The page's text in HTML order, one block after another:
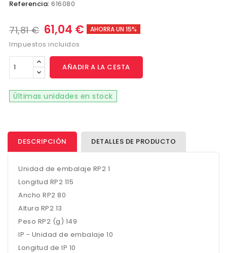
Referencia: 616080
71,81 € 61,04 € AHORRA UN 15%
Impuestos incluidos
AÑADIR A LA CESTA
Últimas unidades en stock
DESCRIPCIÓN DETALLES DE PRODUCTO
Unidad de embalaje RP2 1
Longitud RP2 115
Ancho RP2 80
Altura RP2 13
Peso RP2 (g) 149
IP - Unidad de embalaje 10
Longitud de IP 10